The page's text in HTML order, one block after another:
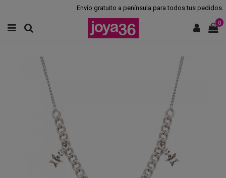
Envío gratuito a península para todos tus pedidos.
0